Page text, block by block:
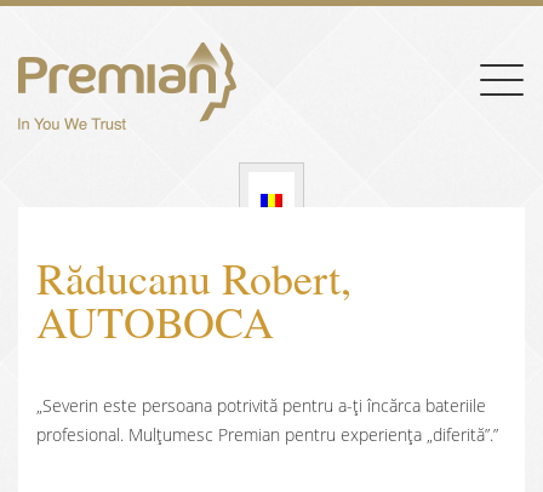
Răducanu Robert,
AUTOBOCA
„Severin este persoana potrivită pentru a-ți încărca bateriile
profesional. Mulțumesc Premian pentru experiența „diferită”.”